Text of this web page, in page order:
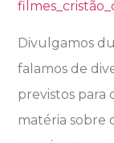
Divulgamos
falamos de
previstos para
matéria sobre